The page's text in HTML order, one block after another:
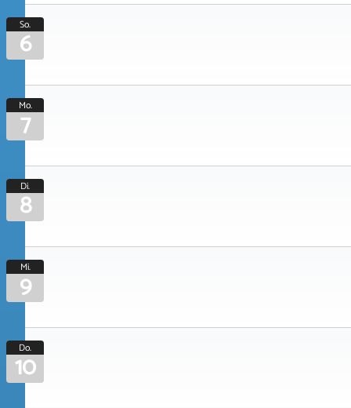
So.
6
Mo.
7
Di.
8
Mi.
9
Do.
10